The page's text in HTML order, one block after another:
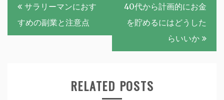
稿
ナ
サラリーマンにおす
すめの副業と注意点
40代から計画的にお金
を貯めるにはどうした
らいいか
RELATED POSTS